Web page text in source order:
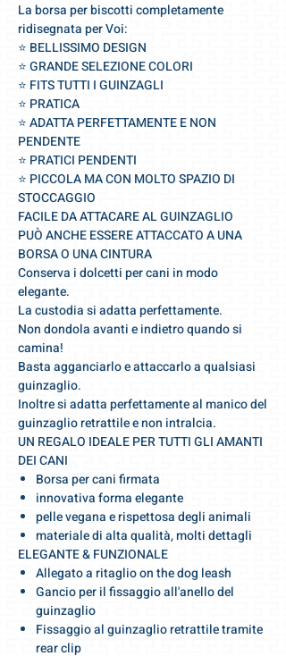
La borsa per biscotti completamente
ridisegnata per Voi:
⭐️ BELLISSIMO DESIGN
⭐️ GRANDE SELEZIONE COLORI
⭐️ FITS TUTTI I GUINZAGLI
⭐️ PRATICA
⭐️ ADATTA PERFETTAMENTE E NON
PENDENTE
⭐️ PRATICI PENDENTI
⭐️ PICCOLA MA CON MOLTO SPAZIO DI
STOCCAGGIO
FACILE DA ATTACARE AL GUINZAGLIO
PUÒ ANCHE ESSERE ATTACCATO A UNA
BORSA O UNA CINTURA
Conserva i dolcetti per cani in modo
elegante.
La custodia si adatta perfettamente.
Non dondola avanti e indietro quando si
camina!
Basta agganciarlo e attaccarlo a qualsiasi
guinzaglio.
Inoltre si adatta perfettamente al manico del
guinzaglio retrattile e non intralcia.
UN REGALO IDEALE PER TUTTI GLI AMANTI
DEI CANI
Borsa per cani firmata
innovativa forma elegante
pelle vegana e rispettosa degli animali
materiale di alta qualità, molti dettagli
ELEGANTE & FUNZIONALE
Allegato a ritaglio on the dog leash
Gancio per il fissaggio all'anello del
guinzaglio
Fissaggio al guinzaglio retrattile tramite
rear clip